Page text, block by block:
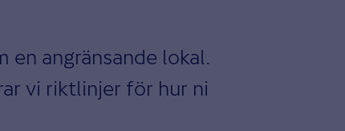
en angränsande lokal.
vi riktlinjer för hur ni